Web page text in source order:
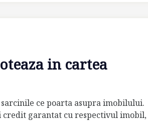
in cartea
ce poarta asupra imobilului.
garantat cu respectivul imobil,